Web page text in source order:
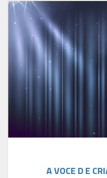
A VOCE D E